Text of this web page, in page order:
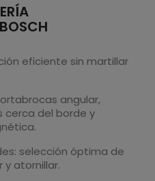
eficiente sin martillar
angular,
cerca del borde y
selección óptima de
atornillar.